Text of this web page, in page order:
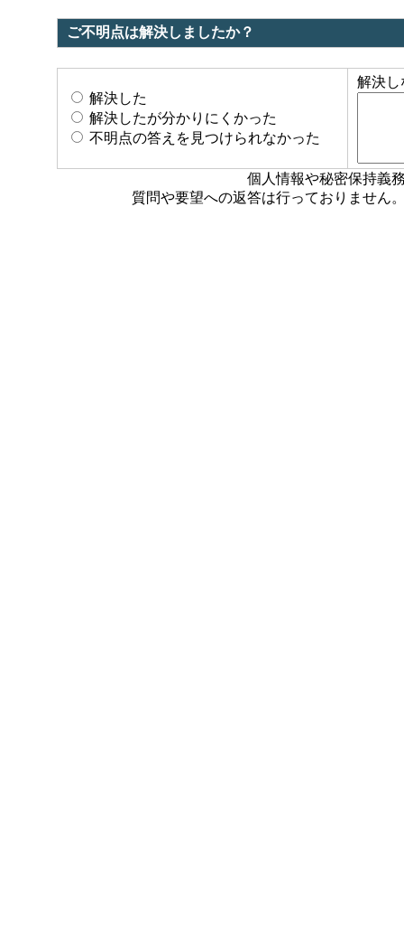
ご不明点は解決しましたか？
解決した
解決したが分かりにくかった
不明点の答えを見つけられなかった
解決し
個人情報や秘密保持義
質問や要望への返答は行っておりません